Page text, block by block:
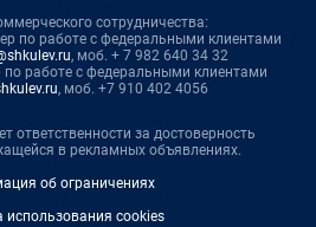
сотрудничества:
по работе с федеральными клиентами
, моб. + 7 982 640 34 32
по работе с федеральными клиентами
, моб. +7 910 402 4056
ответственности за достоверность
в рекламных объявлениях.
об ограничениях
использования cookies